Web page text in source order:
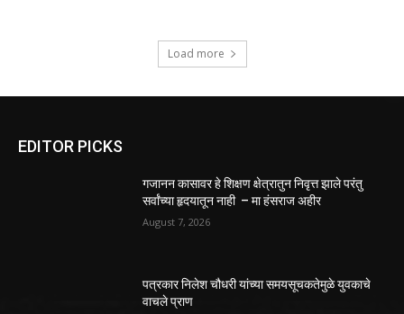
Load more
EDITOR PICKS
गजानन कासावर हे शिक्षण क्षेत्रातुन निवृत्त झाले परंतु
सर्वांच्या हृदयातून नाही – मा हंसराज अहीर
August 7, 2026
पत्रकार निलेश चौधरी यांच्या समयसूचकतेमुळे युवकाचे
वाचले प्राण